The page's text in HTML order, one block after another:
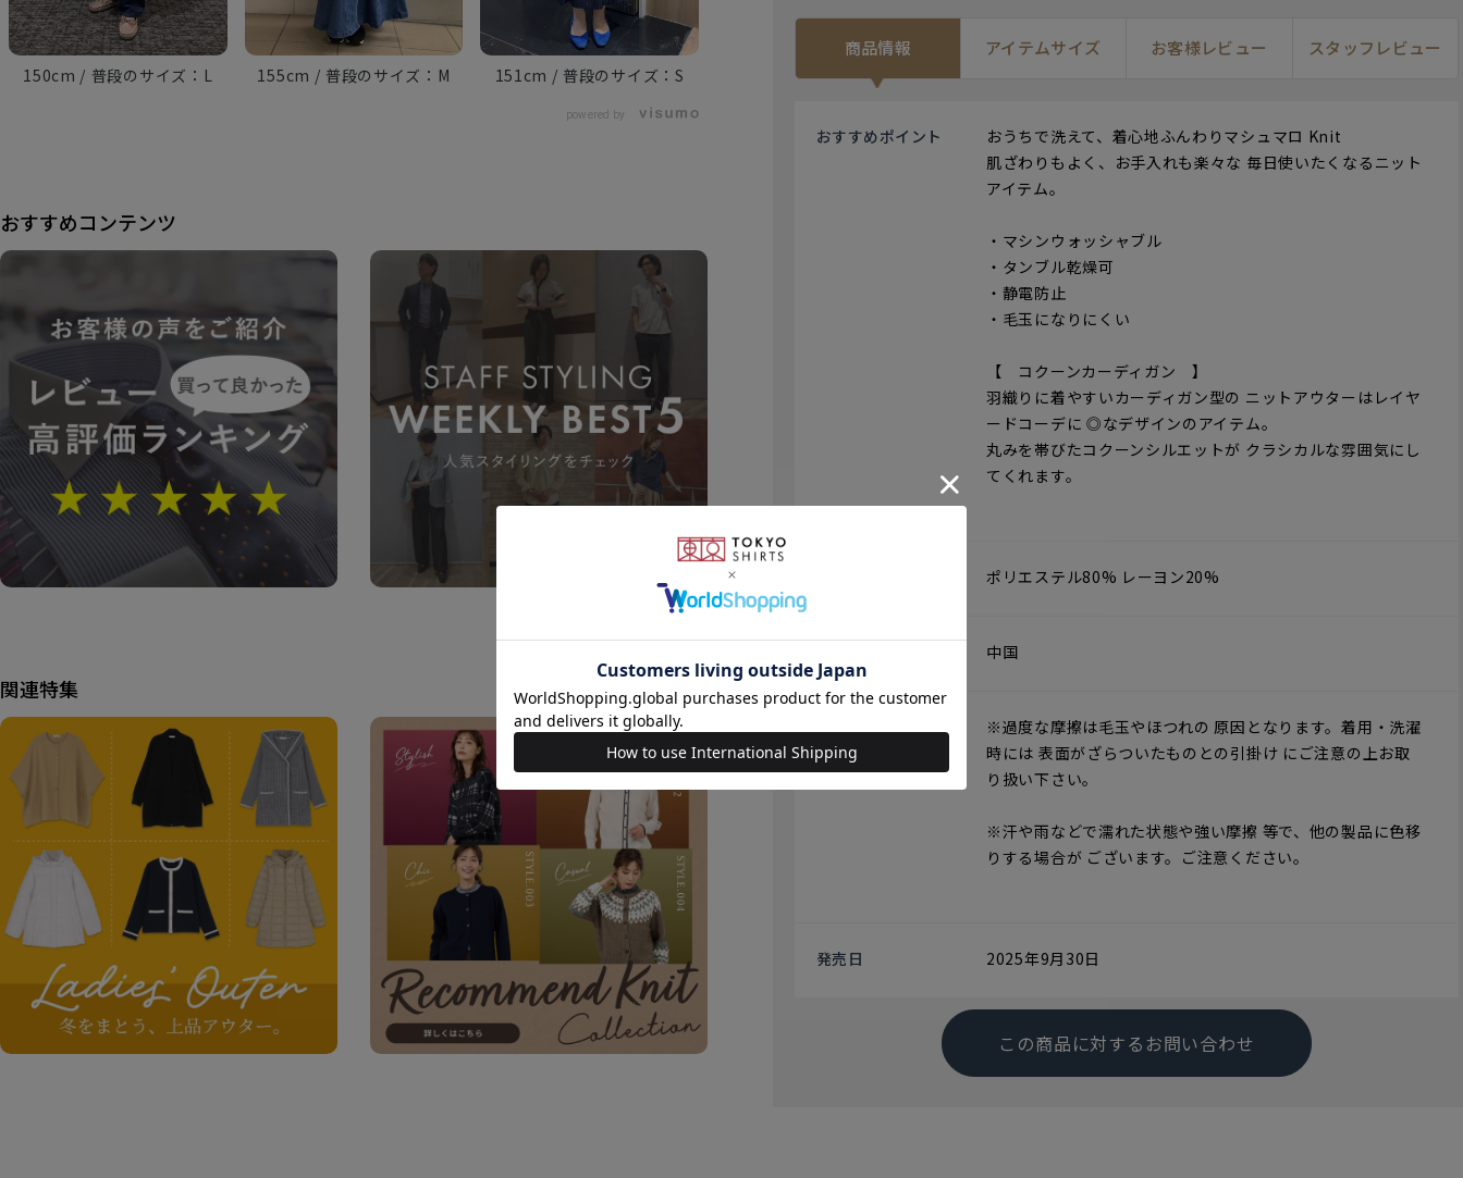
L
150cm M
155cm S
151cm
powered by
おすすめコンテンツ
関連特集
商品情報 アイテムサイズ お客様レビュー スタッフレビュー
おすすめポイント
おうちで洗えて、着心地ふんわりマシュマロ Knit
肌ざわりもよく、お手入れも楽々な 毎日使いたくなるニット
アイテム。
・マシンウォッシャブル
・タンブル乾燥可
・静電防止
・毛玉になりにくい
【 コクーンカーディガン 】
羽織りに着やすいカーディガン型の ニットアウターはレイヤ
ードコーデに ◎なデザインのアイテム。
丸みを帯びたコクーンシルエットが クラシカルな雰囲気にし
てくれます。
ポリエステル80% レーヨン20%
中国
注意点
※過度な摩擦は毛玉やほつれの 原因となります。着用・洗濯
時には 表面がざらついたものとの引掛け にご注意の上お取
り扱い下さい。
※汗や雨などで濡れた状態や強い摩擦 等で、他の製品に色移
りする場合が ございます。ご注意ください。
発売日 2025年9月30日
この商品に対するお問い合わせ